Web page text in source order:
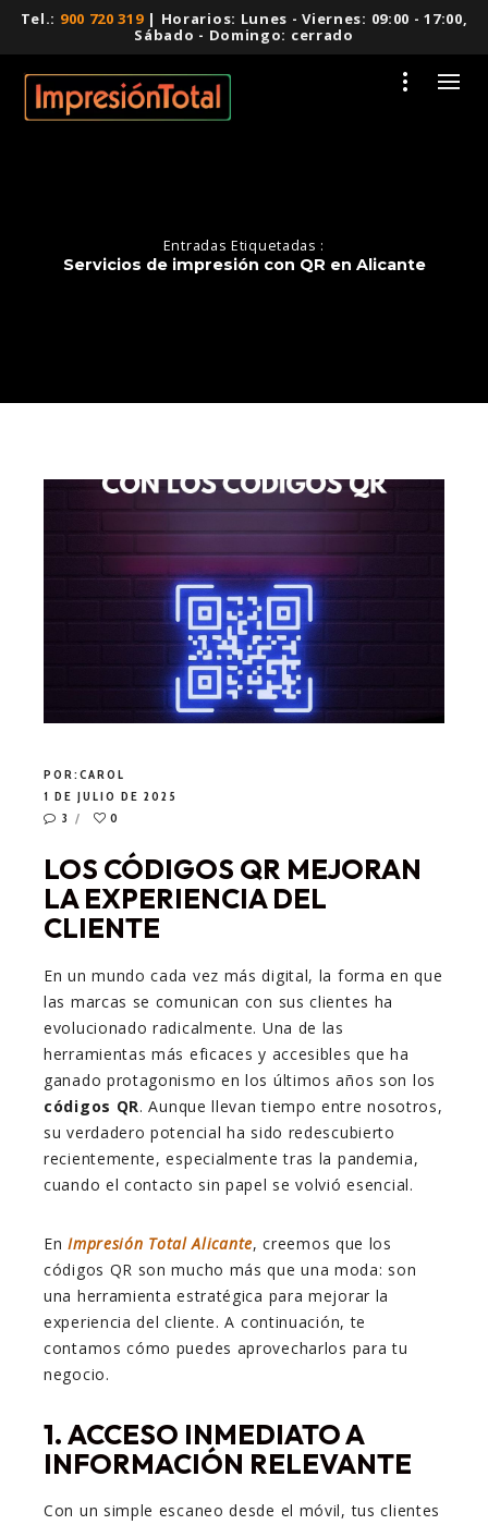
Tel.: 900 720 319| Horarios: Lunes - Viernes: 09:00 - 17:00,
Sábado - Domingo: cerrado
Entradas Etiquetadas :
Servicios de impresión con QR en Alicante
POR:CAROL
1 DE JULIO DE 2025
3
0
LOS CÓDIGOS QR MEJORAN
LA EXPERIENCIA DEL
CLIENTE
En un mundo cada vez más digital, la forma en que
las marcas se comunican con sus clientes ha
evolucionado radicalmente. Una de las
herramientas más eficaces y accesibles que ha
ganado protagonismo en los últimos años son los
códigos QR. Aunque llevan tiempo entre nosotros,
su verdadero potencial ha sido redescubierto
recientemente, especialmente tras la pandemia,
cuando el contacto sin papel se volvió esencial.
EnImpresión Total Alicante, creemos que los
códigos QR son mucho más que una moda: son
una herramienta estratégica para mejorar la
experiencia del cliente. A continuación, te
contamos cómo puedes aprovecharlos para tu
negocio.
1. ACCESO INMEDIATO A
INFORMACIÓN RELEVANTE
Con un simple escaneo desde el móvil, tus clientes